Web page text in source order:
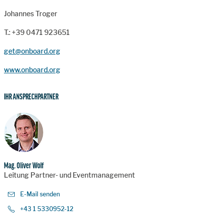
Johannes Troger
T.: +39 0471 923651
get@onboard.org
www.onboard.org
IHR ANSPRECHPARTNER
Mag. Oliver Wolf
Leitung Partner- und Eventmanagement
E-Mail senden
+43 1 5330952-12